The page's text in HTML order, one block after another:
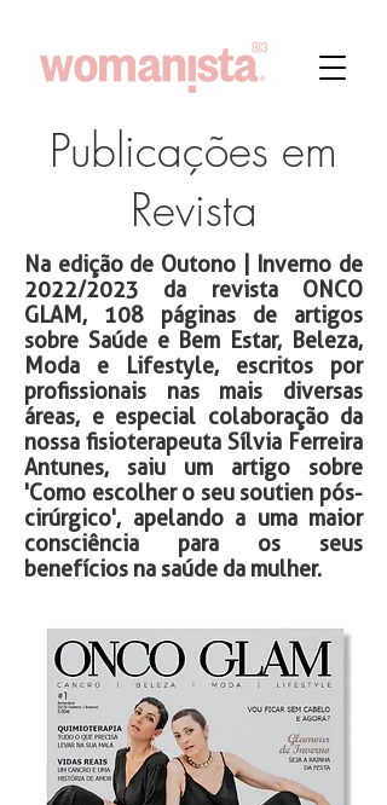
Publicações em
Revista
Na edição de Outono | Inverno de
2022/2023 da revista ONCO
GLAM, 108 páginas de artigos
sobre Saúde e Bem Estar, Beleza,
Moda e Lifestyle, escritos por
profissionais nas mais diversas
áreas, e especial colaboração da
nossa fisioterapeuta Sílvia Ferreira
Antunes, saiu um artigo sobre
'Como escolher o seu soutien pós-
cirúrgico', apelando a uma maior
consciência para os seus
benefícios na saúde da mulher.